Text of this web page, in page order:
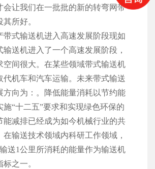
会让我们在一批批的新的转弯网带
所好。
输送机进入高速发展阶段现如
输送机进入了一个高速发展阶段，
空间很大。在某些领域带式输送机
代机车和汽车运输。未来带式输送
方向为：。降低能量消耗以节约能
施“十二五”要求和实现绿色环保的
能减排已经成为如今机械行业的共
在输送技术领域内科研工作领域，
送1公里所消耗的能量作为输送机
之一。